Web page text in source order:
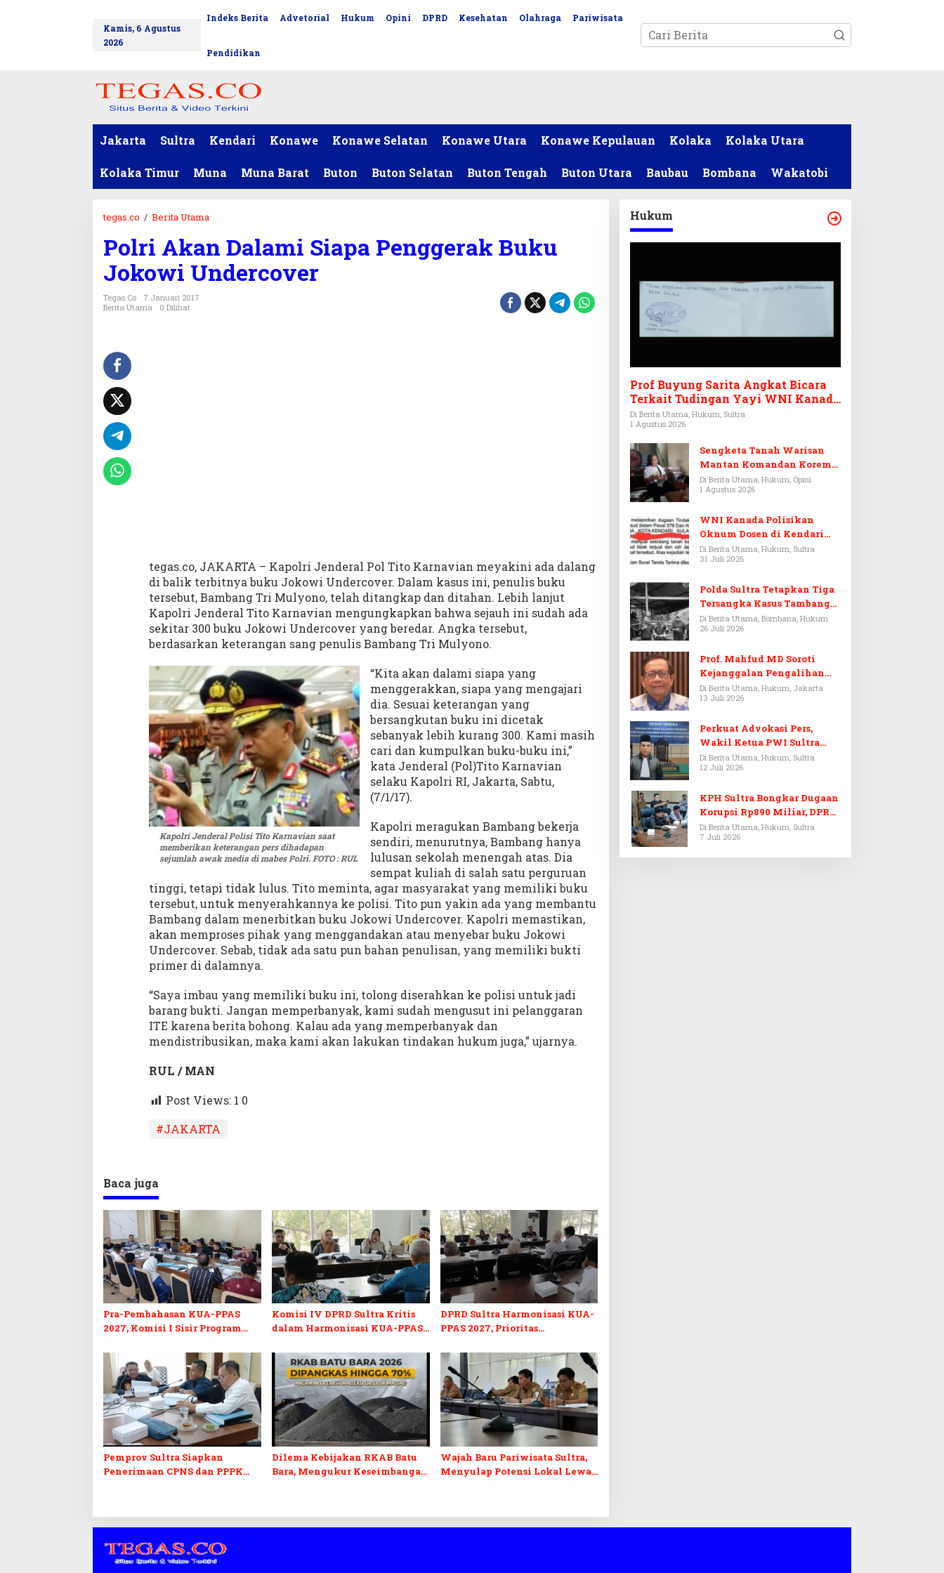
Kamis, 6 Agustus
2026
Indeks Berita Advetorial Hukum Opini DPRD Kesehatan Olahraga Pariwisata
Pendidikan
Jakarta Sultra Kendari Konawe Konawe Selatan Konawe Utara Konawe Kepulauan Kolaka Kolaka Utara
Kolaka Timur Muna Muna Barat Buton Buton Selatan Buton Tengah Buton Utara Baubau Bombana Wakatobi
tegas.co / Berita Utama
l
r
i
e
r
a
k
B
k
u
J
o
k
o
w
i
U
n
d
e
r
c
o
v
r
Polri Akan Dalami Siapa Penggerak Buku
Jokowi Undercover
Tegas.co
7 Januari 2017
Berita Utama
0 Dilihat
tegas.co, JAKARTA – Kapolri Jenderal Pol Tito Karnavian meyakini ada dalang
di balik terbitnya buku Jokowi Undercover. Dalam kasus ini, penulis buku
tersebut, Bambang Tri Mulyono, telah ditangkap dan ditahan. Lebih lanjut
Kapolri Jenderal Tito Karnavian mengungkapkan bahwa sejauh ini sudah ada
sekitar 300 buku Jokowi Undercover yang beredar. Angka tersebut,
berdasarkan keterangan sang penulis Bambang Tri Mulyono.
Kapolri Jenderal Polisi Tito Karnavian saat
memberikan keterangan pers dihadapan
sejumlah awak media di mabes Polri. FOTO : RUL
“Kita akan dalami siapa yang
menggerakkan, siapa yang mengajari
dia. Sesuai keterangan yang
bersangkutan buku ini dicetak
sebanyak lebih kurang 300. Kami masih
cari dan kumpulkan buku-buku ini,”
kata Jenderal (Pol)Tito Karnavian
selaku Kapolri RI, Jakarta, Sabtu,
(7/1/17).
Kapolri meragukan Bambang bekerja
sendiri, menurutnya, Bambang hanya
lulusan sekolah menengah atas. Dia
sempat kuliah di salah satu perguruan
tinggi, tetapi tidak lulus. Tito meminta, agar masyarakat yang memiliki buku
tersebut, untuk menyerahkannya ke polisi. Tito pun yakin ada yang membantu
Bambang dalam menerbitkan buku Jokowi Undercover. Kapolri memastikan,
akan memproses pihak yang menggandakan atau menyebar buku Jokowi
Undercover. Sebab, tidak ada satu pun bahan penulisan, yang memiliki bukti
primer di dalamnya.
“Saya imbau yang memiliki buku ini, tolong diserahkan ke polisi untuk jadi
barang bukti. Jangan memperbanyak, kami sudah mengusut ini pelanggaran
ITE karena berita bohong. Kalau ada yang memperbanyak dan
mendistribusikan, maka kami akan lakukan tindakan hukum juga,” ujarnya.
RUL / MAN
Post Views: 1 0
#JAKARTA
Baca juga
Pra-Pembahasan KUA-PPAS
2027, Komisi I Sisir Program
Komisi IV DPRD Sultra Kritis
dalam Harmonisasi KUA-PPAS
DPRD Sultra Harmonisasi KUA-
PPAS 2027, Prioritas
Pelunasan Utang Infrastruktur
Pemprov Sultra Siapkan
Penerimaan CPNS dan PPPK
Dilema Kebijakan RKAB Batu
Bara, Mengukur Keseimbangan
Wajah Baru Pariwisata Sultra,
Menyulap Potensi Lokal Lewat
Hukum
Prof Buyung Sarita Angkat Bicara
Terkait Tudingan Yayi WNI Kanada
Ditagih Utang Rp3,6 Miliar
Di Berita Utama, Hukum, Sultra
1 Agustus 2026
Sengketa Tanah Warisan
Mantan Komandan Korem
143/HO, Ketika Warisan
Menjadi Arena Pemerasan
Di Berita Utama, Hukum, Opini
1 Agustus 2026
WNI Kanada Polisikan
Oknum Dosen di Kendari
Terkait Aset Puluhan Miliar
Di Berita Utama, Hukum, Sultra
31 Juli 2026
Polda Sultra Tetapkan Tiga
Tersangka Kasus Tambang
Emas Ilegal di Bombana
Di Berita Utama, Bombana, Hukum
26 Juli 2026
Prof. Mahfud MD Soroti
Kejanggalan Pengalihan
Penyelidikan Tersangka
Febrie Adriansyah
Di Berita Utama, Hukum, Jakarta
13 Juli 2026
Perkuat Advokasi Pers,
Wakil Ketua PWI Sultra
Resmi Dilantik Menjadi
Advokat PERADI
Di Berita Utama, Hukum, Sultra
12 Juli 2026
KPH Sultra Bongkar Dugaan
Korupsi Rp890 Miliar, DPRD
Sultra Gelar RDP
Di Berita Utama, Hukum, Sultra
7 Juli 2026